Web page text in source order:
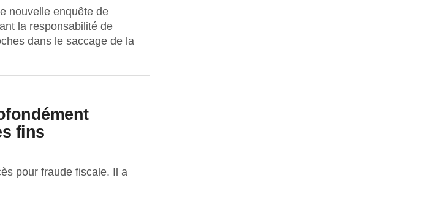
nouvelle enquête de
la responsabilité de
dans le saccage de la
fins
pour fraude fiscale. Il a